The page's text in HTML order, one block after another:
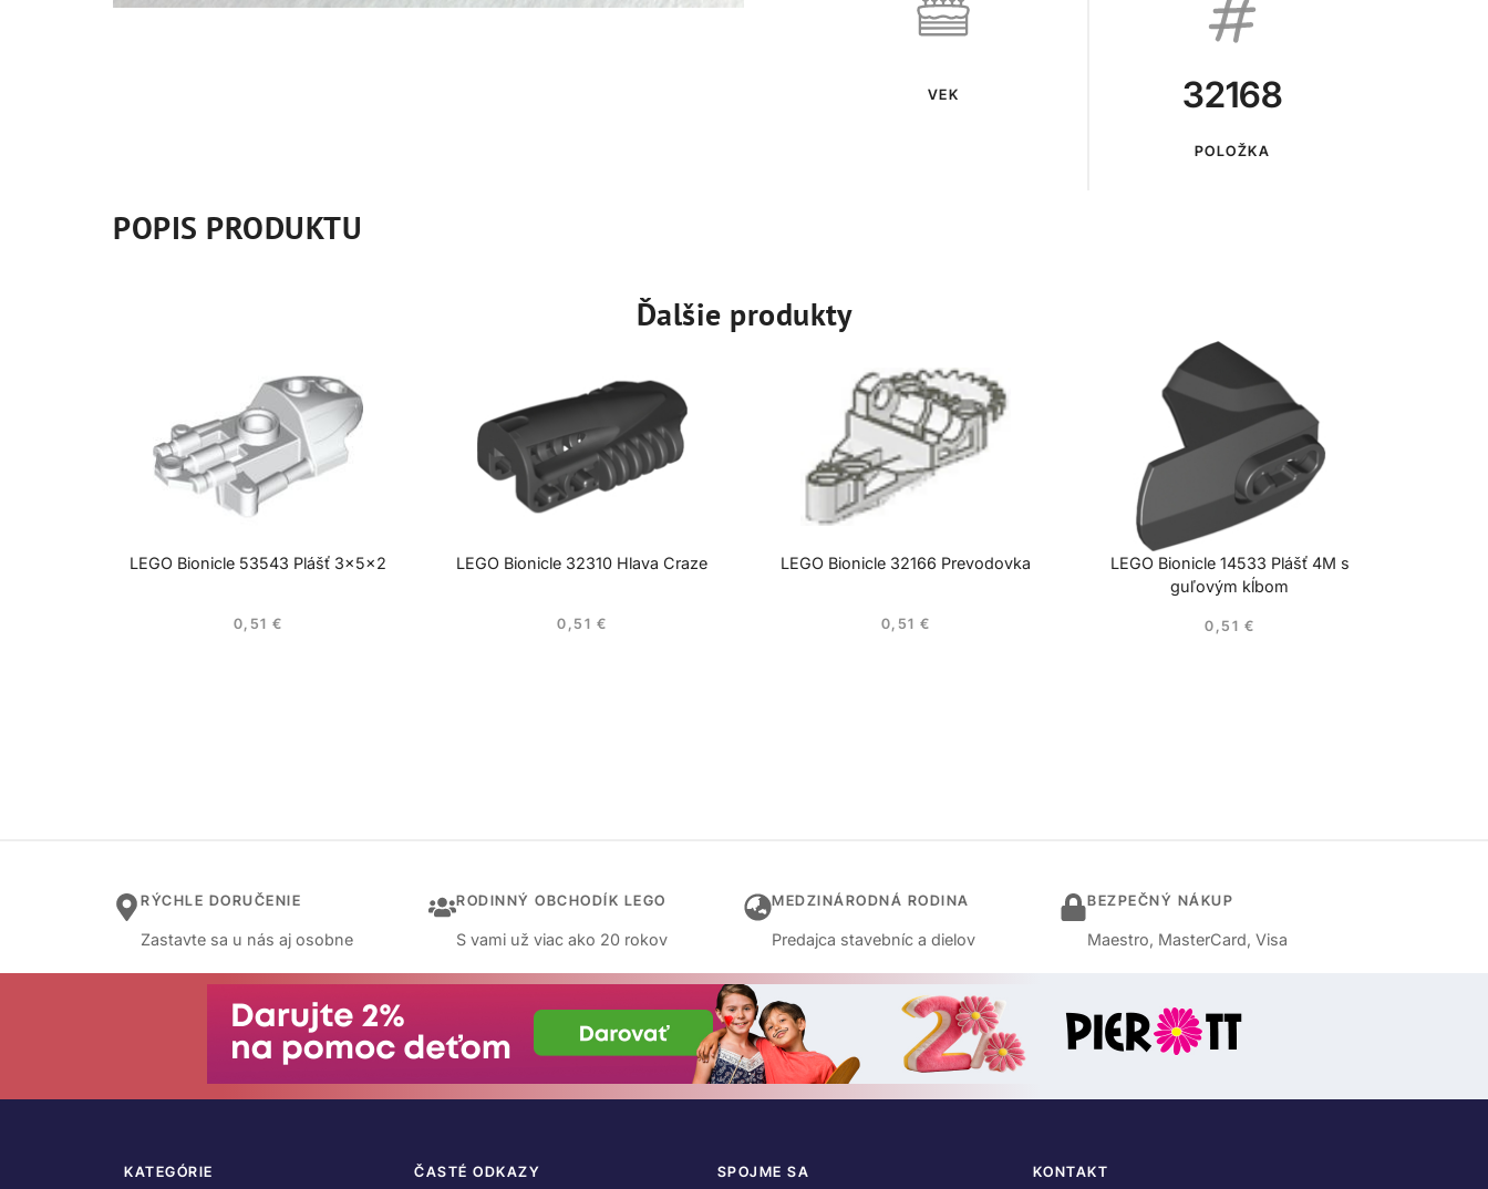
VEK 32168
POLOŽKA
POPIS PRODUKTU
Ďalšie produkty
LEGO Bionicle 53543 Plášť 3x5x2
0,51€
LEGO Bionicle 32310 Hlava Craze
0,51 €
LEGO Bionicle 32166 Prevodovka
0,51€
LEGO Bionicle 14533 Plášť 4M s
guľovým kĺbom
0,51 €
RÝCHLE DORUČENIE
Zastavte sa u nás aj osobne
RODINNÝ OBCHODÍK LEGO
S vami už viac ako 20 rokov
MEDZINÁRODNÁ RODINA
Predajca stavebníc a dielov
BEZPEČNÝ NÁKUP
Maestro, MasterCard, Visa
KATEGÓRIE ČASTÉ ODKAZY SPOJME SA KONTAKT